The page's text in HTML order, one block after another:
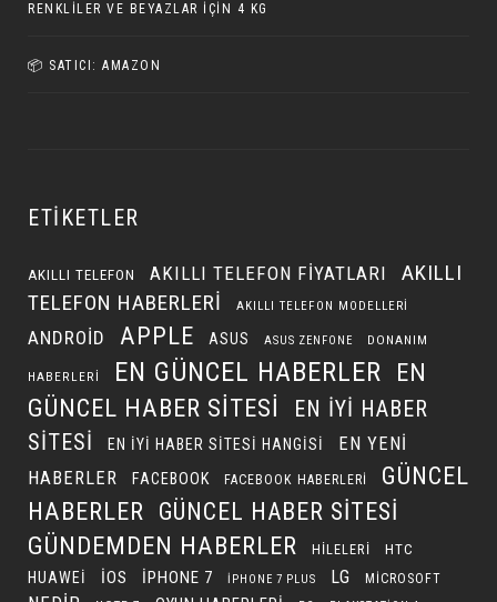
RENKLILER VE BEYAZLAR İÇIN 4 KG
📦 SATICI: AMAZON
ETIKETLER
AKILLI TELEFON AKILLI TELEFON FIYATLARI
AKILLI
TELEFON HABERLERI
AKILLI TELEFON MODELLERI
ANDROID APPLE ASUS ASUS ZENFONE DONANIM
HABERLERI EN GÜNCEL HABERLER EN
GÜNCEL HABER SITESI
EN IYI HABER
SITESI
EN IYI HABER SITESI HANGISI
EN YENI
HABERLER
FACEBOOK FACEBOOK HABERLERI
GÜNCEL
HABERLER
GÜNCEL HABER SITESI
GÜNDEMDEN HABERLER HILELERI HTC
HUAWEI IOS IPHONE 7 IPHONE 7 PLUS LG MICROSOFT